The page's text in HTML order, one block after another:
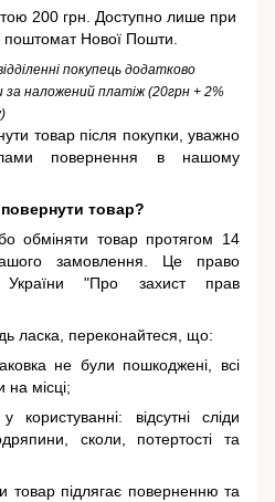
200 грн. Доступно лише при
поштомат Нової Пошти.
покупець додатково
за наложений платіж (20грн + 2%
товар після покупки, уважно
повернення в нашому
товар?
обміняти товар протягом 14
замовлення. Це право
України "Про захист прав
ласка, переконайтеся, що:
не були пошкоджені, всі
на місці;
відсутні сліди
сколи, потертості та
товар підлягає поверненню та